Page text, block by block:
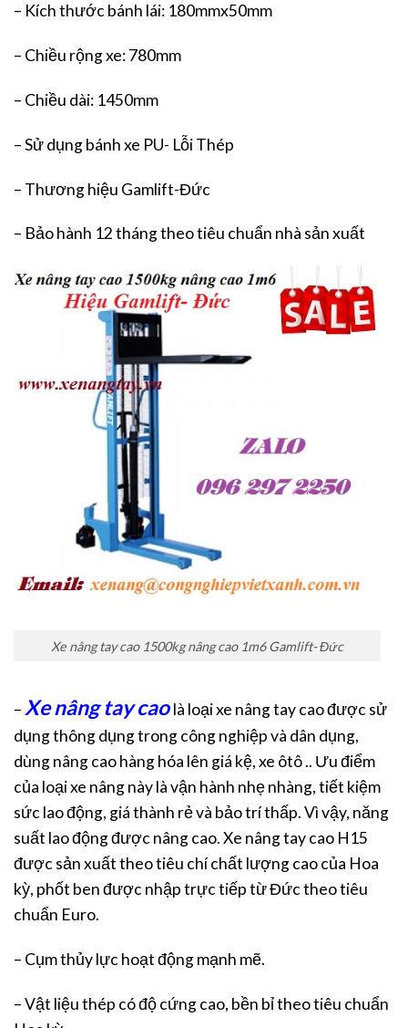
– Kích thước bánh lái: 180mmx50mm
– Chiều rộng xe: 780mm
– Chiều dài: 1450mm
– Sử dụng bánh xe PU- Lỗi Thép
– Thương hiệu Gamlift-Đức
– Bảo hành 12 tháng theo tiêu chuẩn nhà sản xuất
Xe nâng tay cao 1500kg nâng cao 1m6 Gamlift- Đức
– Xe nâng tay caolà loại xe nâng tay cao được sử
dụng thông dụng trong công nghiệp và dân dụng,
dùng nâng cao hàng hóa lên giá kệ, xe ôtô .. Ưu điểm
của loại xe nâng này là vận hành nhẹ nhàng, tiết kiệm
sức lao động, giá thành rẻ và bảo trí thấp. Vì vậy, năng
suất lao động được nâng cao. Xe nâng tay cao H15
được sản xuất theo tiêu chí chất lượng cao của Hoa
kỳ, phốt ben được nhập trực tiếp từ Đức theo tiêu
chuẩn Euro.
– Cụm thủy lực hoạt động mạnh mẽ.
– Vật liệu thép có độ cứng cao, bền bỉ theo tiêu chuẩn